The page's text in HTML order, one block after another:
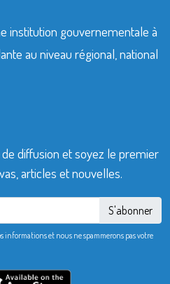
institution gouvernementale à
au niveau régional, national
diffusion et soyez le premier
articles et nouvelles.
S'abonner
informations et nous ne spammerons pas votre